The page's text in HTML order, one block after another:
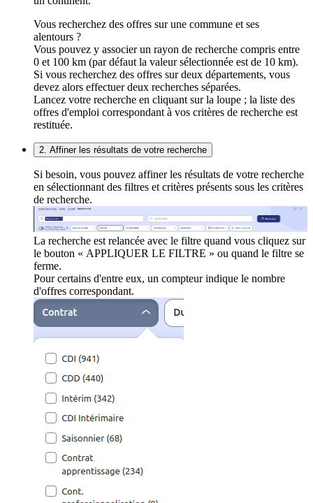
Vous recherchez des offres sur une commune et ses
alentours ?
Vous pouvez y associer un rayon de recherche compris entre
0 et 100 km (par défaut la valeur sélectionnée est de 10 km).
Si vous recherchez des offres sur deux départements, vous
devez alors effectuer deux recherches séparées.
Lancez votre recherche en cliquant sur la loupe ; la liste des
offres d'emploi correspondant à vos critères de recherche est
restituée.
2. Affiner les résultats de votre recherche
Si besoin, vous pouvez affiner les résultats de votre recherche
en sélectionnant des filtres et critères présents sous les critères
de recherche.
La recherche est relancée avec le filtre quand vous cliquez sur
le bouton « APPLIQUER LE FILTRE » ou quand le filtre se
ferme.
Pour certains d'entre eux, un compteur indique le nombre
d'offres correspondant.